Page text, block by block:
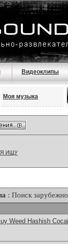
Видеоклипы
Моя музыка
Я ИЩУ
: Поиск
Weed Hashish